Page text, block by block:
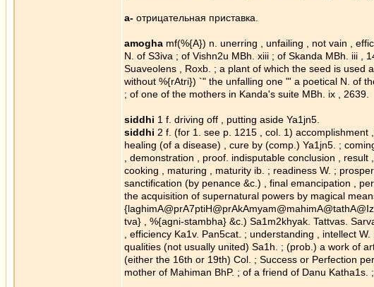
a- отрицательная приставка.
amogha mf(%{A}) n. unerring , unfailing , not vain ,
N. of S3iva ; of Vishn2u MBh. xiii ; of Skanda MBh. iii ,
Suaveolens , Roxb. ; a plant of which the seed is used
without %{rAtri}) `" the unfalling one "' a poetical N. of
; of one of the mothers in Kanda's suite MBh. ix , 2639.
siddhi 1 f. driving off , putting aside Ya1jn5.
siddhi 2 f. (for 1. see p. 1215 , col. 1)
healing (of a disease) , cure by (comp.) Ya1jn5. ;
, demonstration , proof. indisputable conclusion ,
cooking , maturing , maturity ib. ; readiness W. ;
sanctification (by penance &c.) , final emancipation ,
the acquisition of supernatural powers by magical
tva} , %{agni-stambha} &c.) Sa1m2khyak. Tattvas.
, efficiency Ka1v. Pan5cat. ; understanding , intellect
qualities (not usually united) Sa1h. ; (prob.) a work of
(either the 16th or 19th) Col. ; Success or Perfection
mother of Mahiman BhP. ; of a friend of Danu